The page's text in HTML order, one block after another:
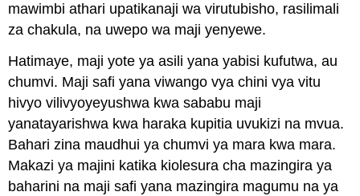
mawimbi athari upatikanaji wa virutubisho, rasilimali
za chakula, na uwepo wa maji yenyewe.
Hatimaye, maji yote ya asili yana yabisi kufutwa, au
chumvi. Maji safi yana viwango vya chini vya vitu
hivyo vilivyoyeyushwa kwa sababu maji
yanatayarishwa kwa haraka kupitia uvukizi na mvua.
Bahari zina maudhui ya chumvi ya mara kwa mara.
Makazi ya majini katika kiolesura cha mazingira ya
baharini na maji safi yana mazingira magumu na ya